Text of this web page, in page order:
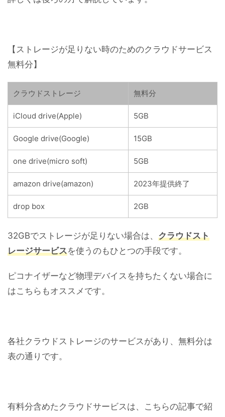
【ストレージが足りない時のためのクラウドサービス
無料分】
クラウドストレージ 無料分
iCloud drive(Apple) 5GB
Google drive(Google) 15GB
one drive(micro soft) 5GB
amazon drive(amazon) 2023年提供終了
drop box 2GB
32GBでストレージが足りない場合は、 クラウドスト
レージサービスを使うのもひとつの手段です。
ピコナイザーなど物理デバイスを持ちたくない場合に
はこちらもオススメです。
各社クラウドストレージのサービスがあり、無料分は
表の通りです。
有料分含めたクラウドサービスは、こちらの記事で紹